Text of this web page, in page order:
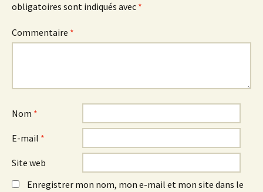
obligatoires sont indiqués avec *
Commentaire *
Nom *
E-mail *
Site web
Enregistrer mon nom, mon e-mail et mon site dans le